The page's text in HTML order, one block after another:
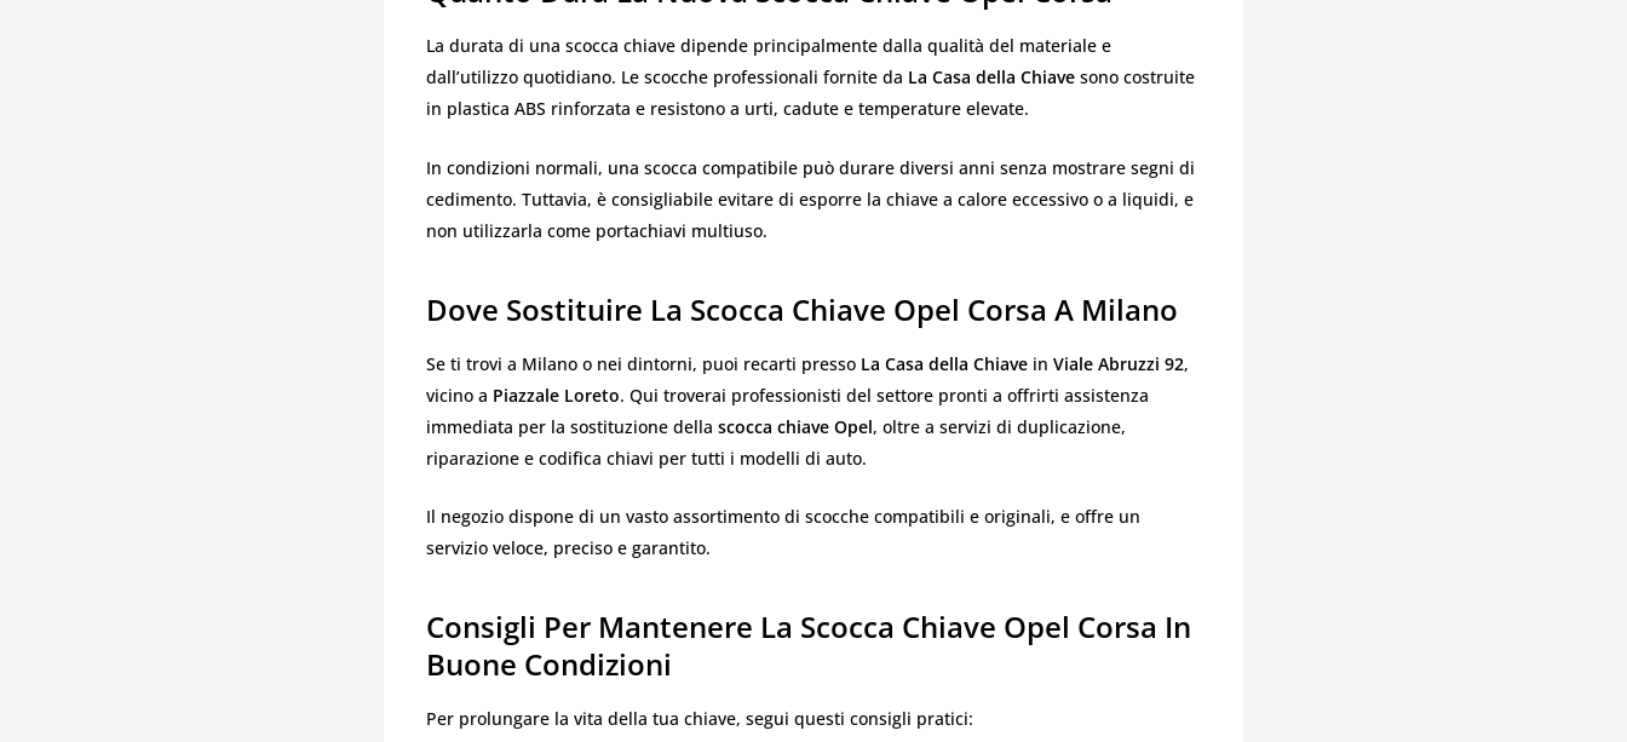
La durata di una scocca chiave dipende principalmente dalla qualità del materiale e
dall’utilizzo quotidiano. Le scocche professionali fornite da La Casa della Chiave sono costruite
in plastica ABS rinforzata e resistono a urti, cadute e temperature elevate.
In condizioni normali, una scocca compatibile può durare diversi anni senza mostrare segni di
cedimento. Tuttavia, è consigliabile evitare di esporre la chiave a calore eccessivo o a liquidi, e
non utilizzarla come portachiavi multiuso.
Dove Sostituire La Scocca Chiave Opel Corsa A Milano
Se ti trovi a Milano o nei dintorni, puoi recarti presso La Casa della Chiave in Viale Abruzzi 92,
vicino a Piazzale Loreto. Qui troverai professionisti del settore pronti a offrirti assistenza
immediata per la sostituzione della scocca chiave Opel, oltre a servizi di duplicazione,
riparazione e codifica chiavi per tutti i modelli di auto.
Il negozio dispone di un vasto assortimento di scocche compatibili e originali, e offre un
servizio veloce, preciso e garantito.
Consigli Per Mantenere La Scocca Chiave Opel Corsa In
Buone Condizioni
Per prolungare la vita della tua chiave, segui questi consigli pratici: